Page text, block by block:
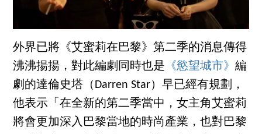
外界已將《艾蜜莉在巴黎》第二季的消息傳得
沸沸揚揚，對此編劇同時也是 《慾望城市》編
劇的達倫史塔（Darren Star）早已經有規劃，
他表示「在全新的第二季當中，女主角艾蜜莉
將會更加深入巴黎當地的時尚產業，也對巴黎